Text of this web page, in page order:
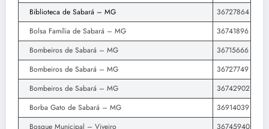
Biblioteca de Sabará – MG
36727864
Bolsa Família de Sabará – MG
36741896
Bombeiros de Sabará – MG
36715666
Bombeiros de Sabará – MG
36727749
Bombeiros de Sabará – MG
36742902
Borba Gato de Sabará – MG
36914039